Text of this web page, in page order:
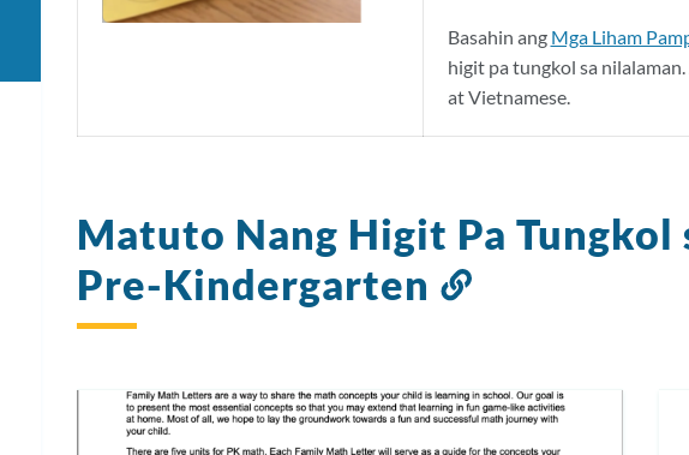
Basahin ang Mga Liham
higit pa tungkol sa
at Vietnamese.
Matuto Nang Higit Pa Tungkol
Pre-Kindergarten
Link
ito